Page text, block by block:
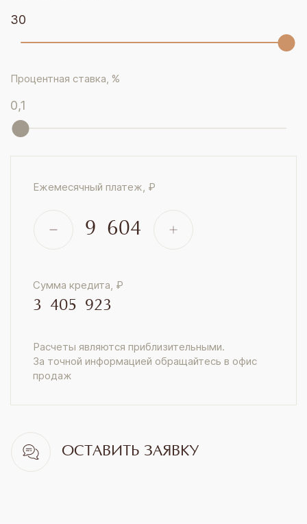
30
Процентная ставка, %
0,1
Ежемесячный платеж, ₽
9 604
Сумма кредита, ₽
3 405 923
Расчеты являются приблизительными.
За точной информацией обращайтесь в офис
продаж
ОСТАВИТЬ ЗАЯВКУ